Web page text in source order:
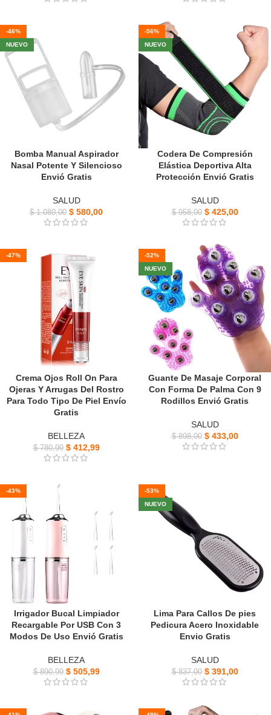
-46%
NUEVO
Bomba Manual Aspirador
Nasal Potente Y Silencioso
Envió Gratis
SALUD
$1.080,00 $ 580,00
-56%
NUEVO
Codera De Compresión
Elástica Deportiva Alta
Protección Envió Gratis
SALUD
$958,00 $425,00
-47%
Crema Ojos Roll On Para
Ojeras Y Arrugas Del Rostro
Para Todo Tipo De Piel Envío
Gratis
BELLEZA
$780,99 $412,99
-52%
NUEVO
Guante De Masaje Corporal
Con Forma De Palma Con 9
Rodillos Envió Gratis
SALUD
$898,00 $433,00
-43%
Irrigador Bucal Limpiador
Recargable Por USB Con 3
Modos De Uso Envió Gratis
BELLEZA
$890,99 $505,99
-53%
NUEVO
Lima Para Callos De pies
Pedicura Acero Inoxidable
Envio Gratis
SALUD
$837,00 $391,00